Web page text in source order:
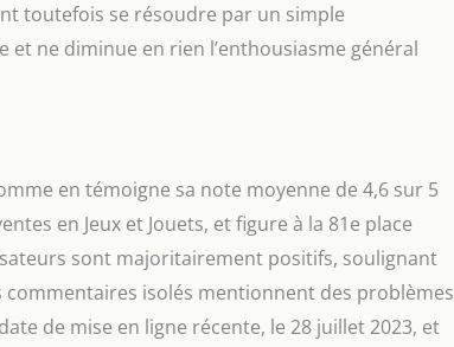
toutefois se résoudre par un simple
ne diminue en rien l’enthousiasme général
en témoigne sa note moyenne de 4,6 sur 5
en Jeux et Jouets, et figure à la 81e place
sont majoritairement positifs, soulignant
commentaires isolés mentionnent des problèmes
de mise en ligne récente, le 28 juillet 2023, et